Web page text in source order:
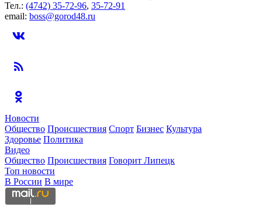
Тел.: (4742) 35-72-96, 35-72-91
email: boss@gorod48.ru
Новости
Общество Происшествия Спорт Бизнес Культура
Здоровье Политика
Видео
Общество Происшествия Говорит Липецк
Топ новости
В России В мире